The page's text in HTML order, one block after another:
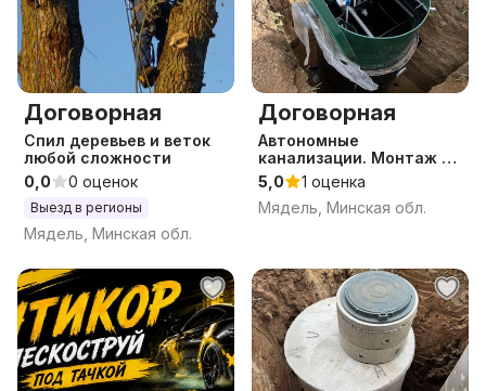
Договорная
Спил деревьев и веток
любой сложности
0,0
0 оценок
Выезд в регионы
Мядель, Минская обл.
Договорная
Автономные
канализации. Монтаж за
ОДИН день
5,0
1 оценка
Мядель, Минская обл.